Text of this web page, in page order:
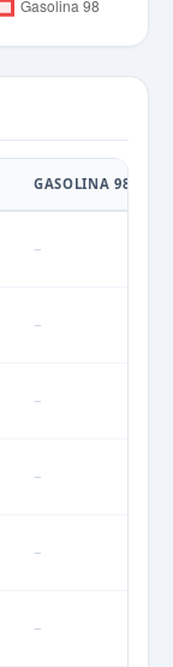
GASOLINA 98
–
–
–
–
–
–